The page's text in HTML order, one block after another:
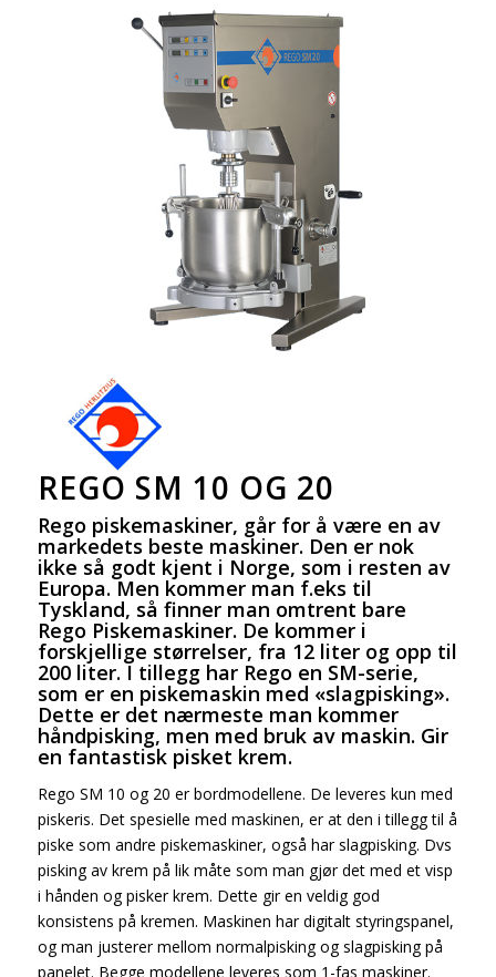
REGO SM 10 OG 20
Rego piskemaskiner, går for å være en av
markedets beste maskiner. Den er nok
ikke så godt kjent i Norge, som i resten av
Europa. Men kommer man f.eks til
Tyskland, så finner man omtrent bare
Rego Piskemaskiner. De kommer i
forskjellige størrelser, fra 12 liter og opp til
200 liter. I tillegg har Rego en SM-serie,
som er en piskemaskin med «slagpisking».
Dette er det nærmeste man kommer
håndpisking, men med bruk av maskin. Gir
en fantastisk pisket krem.
Rego SM 10 og 20 er bordmodellene. De leveres kun med
piskeris. Det spesielle med maskinen, er at den i tillegg til å
piske som andre piskemaskiner, også har slagpisking. Dvs
pisking av krem på lik måte som man gjør det med et visp
i hånden og pisker krem. Dette gir en veldig god
konsistens på kremen. Maskinen har digitalt styringspanel,
og man justerer mellom normalpisking og slagpisking på
panelet. Begge modellene leveres som 1-fas maskiner.